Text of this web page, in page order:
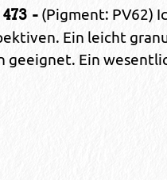
- (Pigment: PV62)
Ein leicht
geeignet. Ein